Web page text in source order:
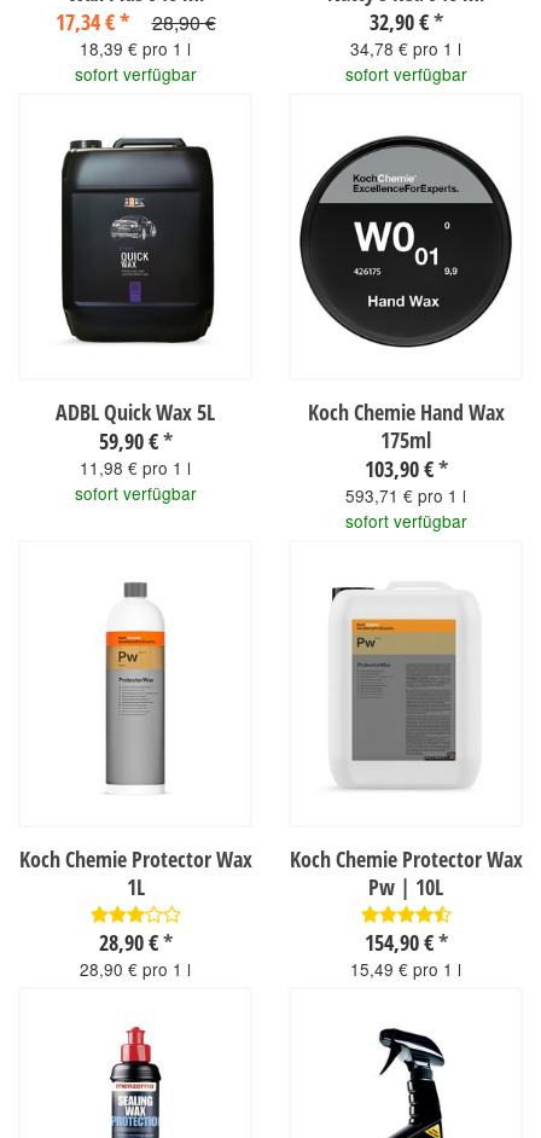
17,34 €* 28,90 €
18,39 € pro 1 l
sofort verfügbar
32,90 €*
34,78 € pro 1 l
sofort verfügbar
ADBL Quick Wax 5L
59,90 €*
11,98 € pro 1 l
sofort verfügbar
Koch Chemie Hand Wax
175ml
103,90 €*
593,71 € pro 1 l
sofort verfügbar
Koch Chemie Protector Wax
1L
28,90 €*
28,90 € pro 1 l
Koch Chemie Protector Wax
Pw | 10L
154,90 €*
15,49 € pro 1 l